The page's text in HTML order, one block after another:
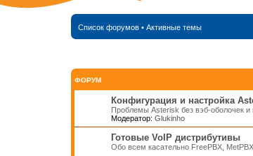
Список форумов• Активные темы
ФОРУМ
Конфигурация и настройка
Проблемы Asterisk без вэб-оболочек и
Модератор: Glukinho
Готовые VoIP дистрибутивы
Обо всем касательно FreePBX,